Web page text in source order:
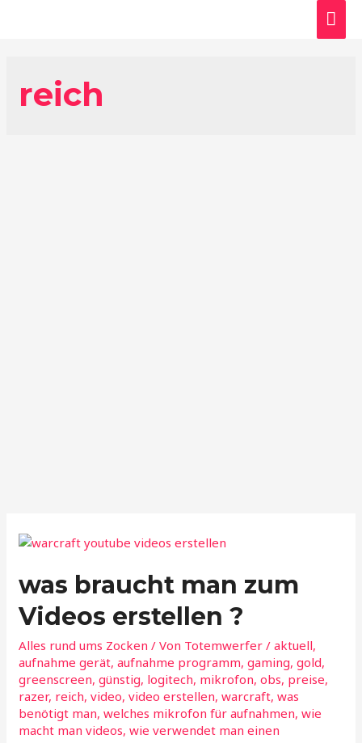
reich
was braucht man zum
Videos erstellen ?
Alles rund ums Zocken / Von Totemwerfer /aktuell,
aufnahme gerät,aufnahme programm,gaming,gold,
greenscreen,günstig, logitech, mikrofon,obs, preise,
razer, reich,video,video erstellen,warcraft,was
benötigt man,welches mikrofon für aufnahmen,wie
macht man videos,wie verwendet man einen